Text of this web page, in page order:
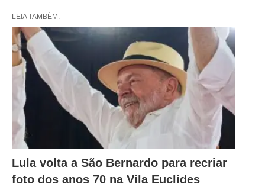
LEIA TAMBÉM:
Lula volta a São Bernardo para recriar
foto dos anos 70 na Vila Euclides